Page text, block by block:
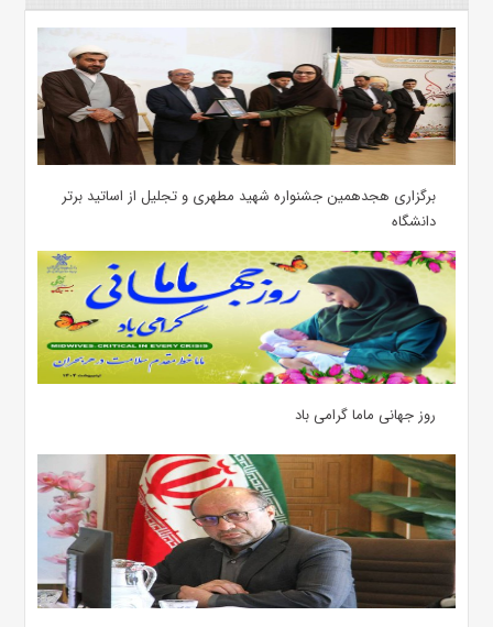
برگزاری هجدهمین جشنواره شهید مطهری و تجلیل از اساتید برتر
دانشگاه
روز جهانی ماما گرامی باد